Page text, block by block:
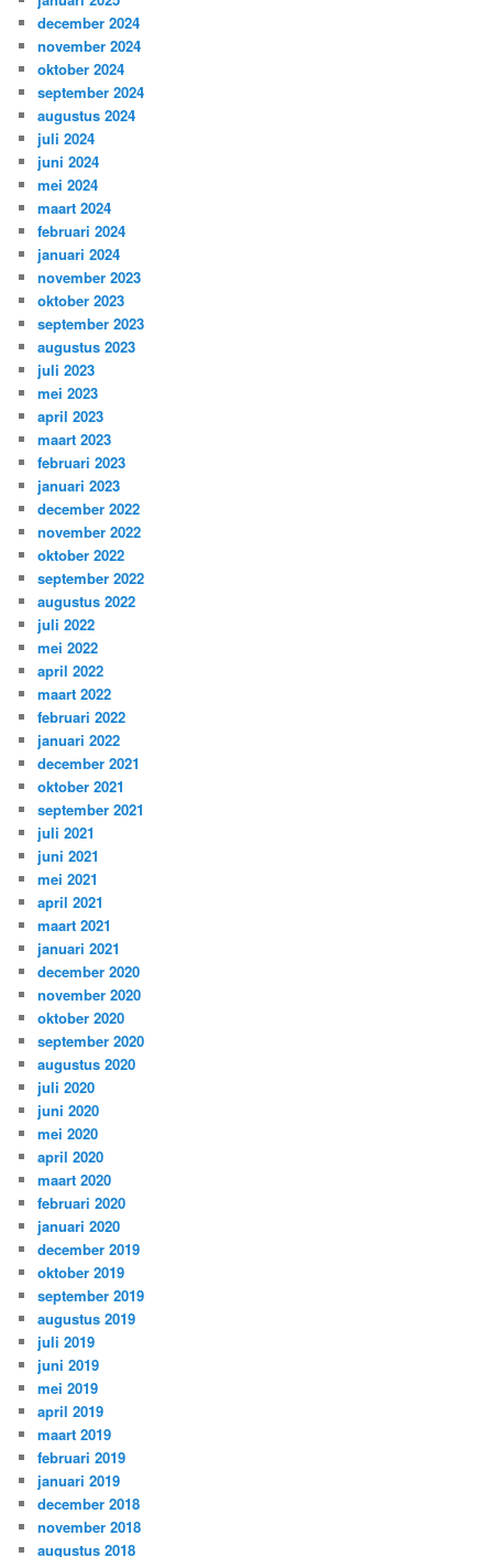
december 2024
november 2024
oktober 2024
september 2024
augustus 2024
juli 2024
juni 2024
mei 2024
maart 2024
februari 2024
januari 2024
november 2023
oktober 2023
september 2023
augustus 2023
juli 2023
mei 2023
april 2023
maart 2023
februari 2023
januari 2023
december 2022
november 2022
oktober 2022
september 2022
augustus 2022
juli 2022
mei 2022
april 2022
maart 2022
februari 2022
januari 2022
december 2021
oktober 2021
september 2021
juli 2021
juni 2021
mei 2021
april 2021
maart 2021
januari 2021
december 2020
november 2020
oktober 2020
september 2020
augustus 2020
juli 2020
juni 2020
mei 2020
april 2020
maart 2020
februari 2020
januari 2020
december 2019
oktober 2019
september 2019
augustus 2019
juli 2019
juni 2019
mei 2019
april 2019
maart 2019
februari 2019
januari 2019
december 2018
november 2018
augustus 2018